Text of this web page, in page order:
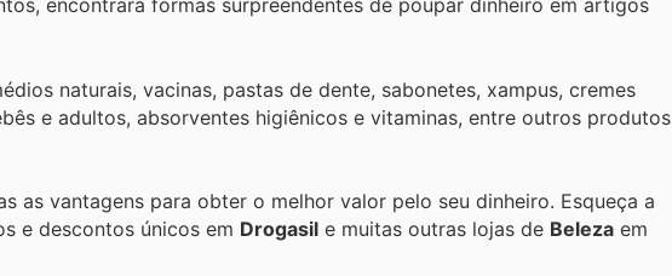
encontrará formas surpreendentes de poupar dinheiro em artigos
naturais, vacinas, pastas de dente, sabonetes, xampus, cremes
e adultos, absorventes higiênicos e vitaminas, entre outros produtos
vantagens para obter o melhor valor pelo seu dinheiro. Esqueça a
e descontos únicos em Drogasil e muitas outras lojas de Beleza em